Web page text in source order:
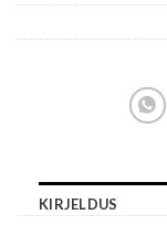
KIRJELDUS